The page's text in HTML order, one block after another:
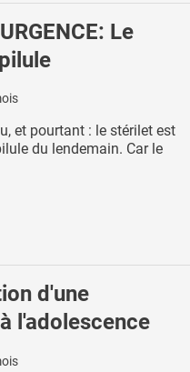
Le
et pourtant : le stérilet est
du lendemain. Car le
d'une
l'adolescence